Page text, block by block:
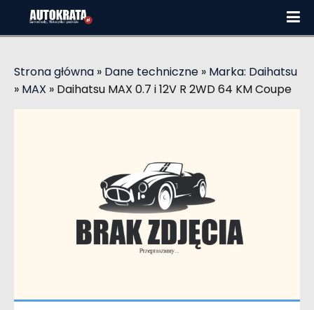
Strona główna » Dane techniczne » Marka: Daihatsu
» MAX » Daihatsu MAX 0.7 i 12V R 2WD 64 KM Coupe